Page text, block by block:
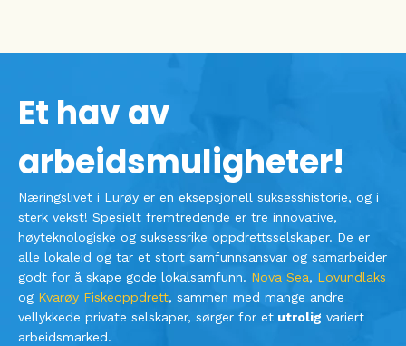
Et hav av
arbeidsmuligheter!
Næringslivet i Lurøy er en eksepsjonell suksesshistorie, og i
sterk vekst! Spesielt fremtredende er tre innovative,
høyteknologiske og suksessrike oppdrettsselskaper. De er
alle lokaleid og tar et stort samfunnsansvar og samarbeider
godt for å skape gode lokalsamfunn. Nova Sea, Lovundlaks
og Kvarøy Fiskeoppdrett, sammen med mange andre
vellykkede private selskaper, sørger for et utrolig variert
arbeidsmarked.